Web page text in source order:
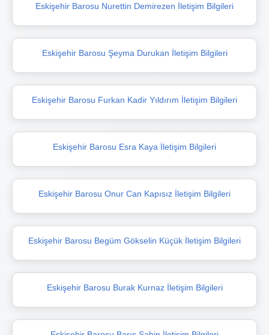
Eskişehir Barosu Nurettin Demirezen İletişim Bilgileri
Eskişehir Barosu Şeyma Durukan İletişim Bilgileri
Eskişehir Barosu Furkan Kadir Yıldırım İletişim Bilgileri
Eskişehir Barosu Esra Kaya İletişim Bilgileri
Eskişehir Barosu Onur Can Kapısız İletişim Bilgileri
Eskişehir Barosu Begüm Gökselin Küçük İletişim Bilgileri
Eskişehir Barosu Burak Kurnaz İletişim Bilgileri